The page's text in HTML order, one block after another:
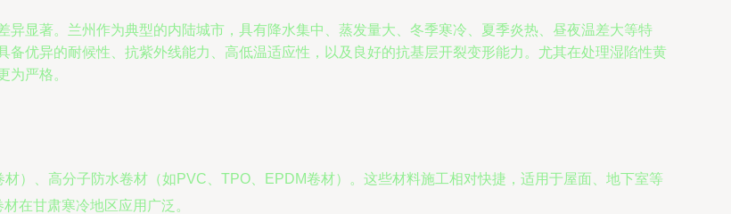
显著。兰州作为典型的内陆城市，具有降水集中、蒸发量大、冬季寒冷、夏季炎热、昼夜温差大等特
优异的耐候性、抗紫外线能力、高低温适应性，以及良好的抗基层开裂变形能力。尤其在处理湿陷性黄
为严格。
）、高分子防水卷材（如PVC、TPO、EPDM卷材）。这些材料施工相对快捷，适用于屋面、地下室等
在甘肃寒冷地区应用广泛。